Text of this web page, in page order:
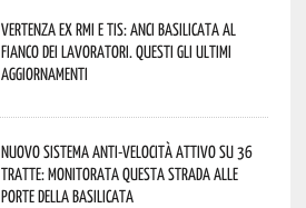
Vertenza ex RMI e TIS: ANCI Basilicata al
fianco dei lavoratori. Questi gli ultimi
aggiornamenti
Nuovo sistema anti-velocità attivo su 36
tratte: monitorata questa strada alle
porte della Basilicata